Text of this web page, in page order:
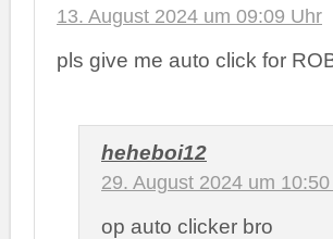
13. August 2024 um 09:09 Uhr
pls give me auto click for
heheboi12
29. August 2024 um
op auto clicker bro